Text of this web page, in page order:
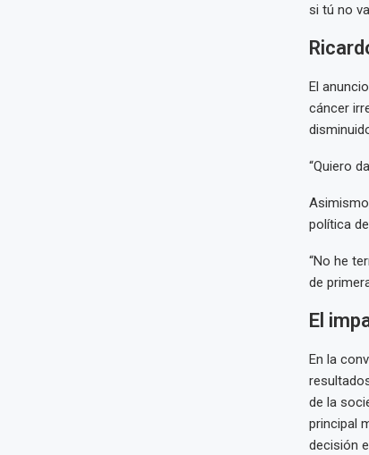
si tú no
El
cáncer
“Quiero
política
“No he
de
El
En la
de la
principal
decisión